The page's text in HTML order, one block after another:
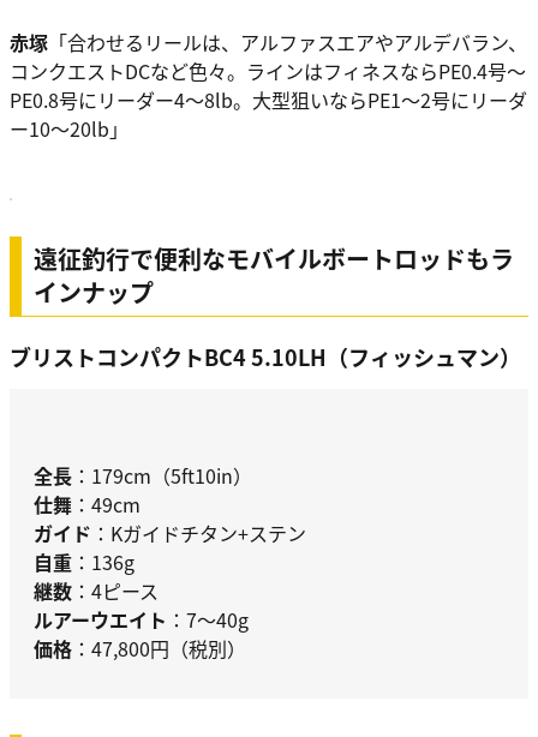
赤塚 「合わせるリールは、アルファスエアやアルデバラン、
コンクエストDCなど色々。ラインはフィネスならPE0.4号〜
PE0.8号にリーダー4〜8lb。大型狙いならPE1〜2号にリーダ
ー10〜20lb」
遠征釣行で便利なモバイルボートロッドもラ
インナップ
ブリストコンパクトBC4 5.10LH（フィッシュマン）
全長 ：179cm（5ft10in）
仕舞 ：49cm
ガイド ：Kガイドチタン+ステン
自重 ：136g
継数 ：4ピース
ルアーウエイト ：7～40g
価格 ：47,800円（税別）